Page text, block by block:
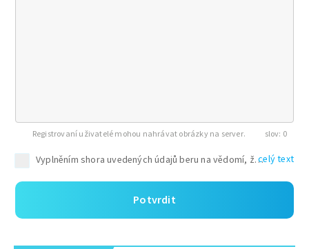
Registrovaní uživatelé mohou nahrávat obrázky na server. 0
celý text
Potvrdit